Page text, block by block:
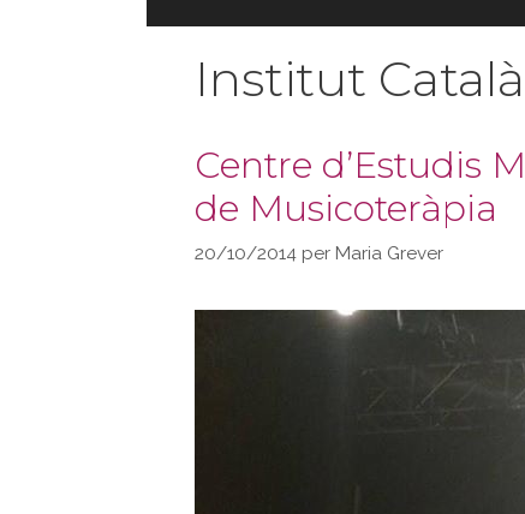
Institut
Centre d’Estudis
de Musicoteràpia
20/10/2014 per Maria Grever